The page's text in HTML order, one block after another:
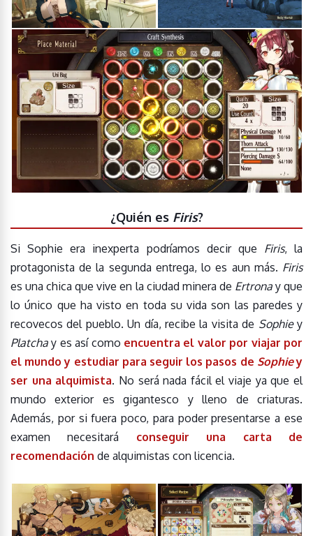
¿Quién es Firis?
Si Sophie era inexperta podríamos decir que Firis, la
protagonista de la segunda entrega, lo es aun más. Firis
es una chica que vive en la ciudad minera de Ertronay que
lo único que ha visto en toda su vida son las paredes y
recovecos del pueblo. Un día, recibe la visita de Sophiey
Platcha y es así como encuentra el valor por viajar por
el mundo y estudiar para seguir los pasos de Sophiey
ser una alquimista. No será nada fácil el viaje ya que el
mundo exterior es gigantesco y lleno de criaturas.
Además, por si fuera poco, para poder presentarse a ese
examen necesitará conseguir una carta de
recomendación de alquimistas con licencia.